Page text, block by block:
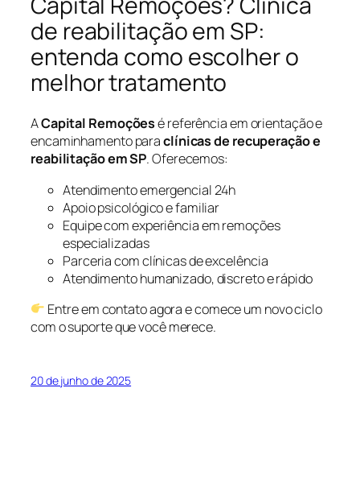
de reabilitação em SP:
entenda como escolher o
melhor tratamento
ACapital Remoçõesé referência em orientação e
encaminhamento paraclínicas de recuperação e
reabilitação em SP. Oferecemos:
Atendimento emergencial 24h
Apoio psicológico e familiar
Equipe com experiência em remoções
especializadas
Parceria com clínicas de excelência
Atendimento humanizado, discreto e rápido
Entre em contato agorae comece um novo ciclo
com o suporte que você merece.
20 de junho de 2025